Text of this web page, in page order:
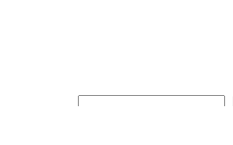
Suchen